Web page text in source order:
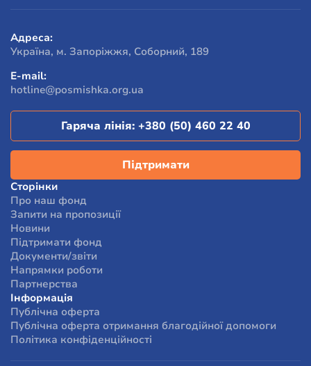
Адреса:
Україна, м. Запоріжжя, Соборний, 189
E-mail:
hotline@posmishka.org.ua
Гаряча лінія: +380 (50) 460 22 40
Підтримати
Сторінки
Про наш фонд
Запити на пропозиції
Новини
Підтримати фонд
Документи/звіти
Напрямки роботи
Партнерства
Інформація
Публічна оферта
Публічна оферта отримання благодійної допомоги
Політика конфіденційності